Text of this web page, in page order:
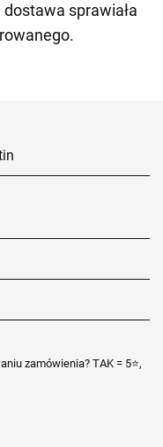
sprawiała
zamówienia? TAK = 5⭐,